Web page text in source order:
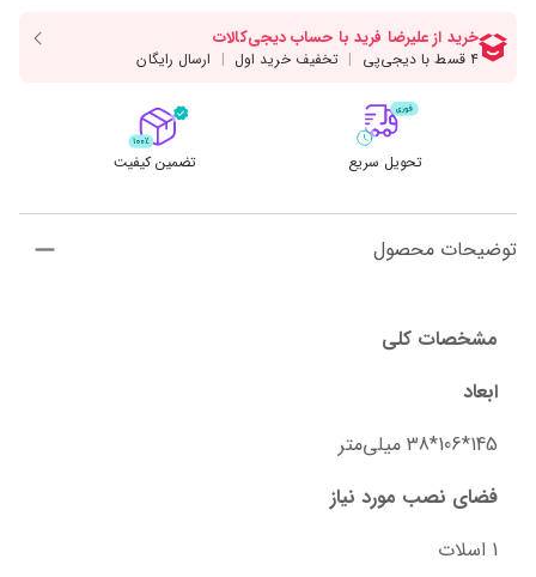
تحویل سریع تضمین کیفیت
توضیحات محصول
مشخصات کلی
ابعاد
145*106*38 میلی‌متر
فضای نصب مورد نیاز
1 اسلات